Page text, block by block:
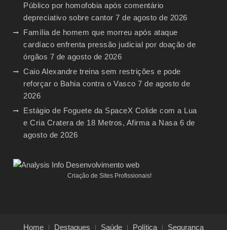
Público por homofobia após comentário
depreciativo sobre cantor 7 de agosto de 2026
Família de homem que morreu após ataque
cardíaco enfrenta pressão judicial por doação de
órgãos 7 de agosto de 2026
Caio Alexandre treina sem restrições e pode
reforçar o Bahia contra o Vasco 7 de agosto de
2026
Estágio de Foguete da SpaceX Colide com a Lua
e Cria Cratera de 18 Metros, Afirma a Nasa 6 de
agosto de 2026
Criação de Sites Profissionais!
Home Destaques Saúde Política Segurança